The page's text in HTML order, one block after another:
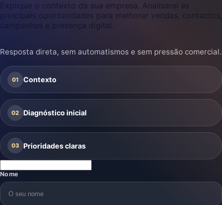
Explique o contexto da sua empresa. Analisarei as
principais oportunidades para melhorar vendas, contactos,
campanhas e presença digital.
Resposta direta, sem automatismos e sem pressão comercial.
01 Contexto
02 Diagnóstico inicial
03 Prioridades claras
Nome